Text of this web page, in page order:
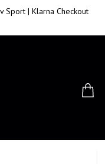
Sport | Klarna Checkout